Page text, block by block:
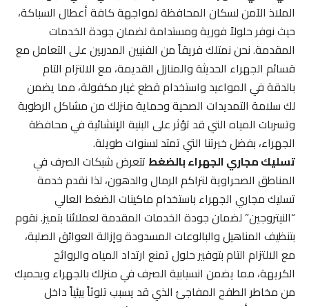
الملاذ الآمن لسكان المحافظة لمواجهة كافة أعطال السباكة،
حيث نوفر حلولاً فورية ومستدامة لضمان جودة الخدمات
المقدمة. نحن نمتلك فريقاً من الفنيين المدربين على التعامل مع
قسائم الجهراء الحديثة والمنازل القديمة، مع الالتزام التام
بالدقة في المواعيد واستخدام قطع غيار مكفولة، مما يضمن
لك سلامة التمديدات الصحية وحماية منزلك من مشاكل الرطوبة
وتسربات المياه التي قد تؤثر على البنية الإنشائية في محافظة
الجهراء، بفضل خبرتنا التي تمتد لسنوات طويلة.
تسليك مجاري الجهراء بالضغطتتعرض شبكات الصرف في
المناطق الصحراوية لتراكم الرمال والدهون، لذا نقدم خدمة
تسليك مجاري الجهراء باستخدام ماكينات الضغط العالي
“النيتروجين” لضمان جودة الخدمات المقدمة لعملائنا بتميز. نقوم
بتنظيف المناهيل والبالوعات المسدودة وإزالة العوائق الصلبة،
مع الالتزام التام بتوفير حلول تمنع ارتداد المياه والروائح
الكريهة، مما يضمن انسيابية الصرف في منزلك بالجهراء ويحميك
من مخاطر الطفح المفاجئ الذي قد يسبب تلوثاً بيئياً داخل